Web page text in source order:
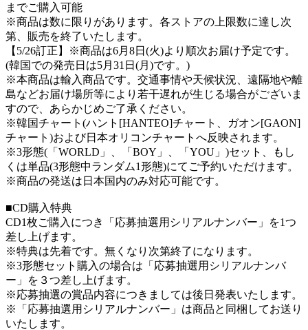
までご購入可能
※商品は数に限りがあります。各ストアの上限数に達し次
第、販売を終了いたします。
【5/26訂正】※商品は6月8日(火)より順次お届け予定です。
(韓国での発売日は5月31日(月)です。)
※本商品は輸入商品です。交通事情や天候状況、遠隔地や離
島などお届け場所等により若干遅れが生じる場合がございま
すので、あらかじめご了承ください。
※韓国チャート(ハント[HANTEO]チャート、ガオン[GAON]
チャート)および日本オリコンチャートへ反映されます。
※3形態(「WORLD」、「BOY」、「YOU」)セット、もし
くは単品(3形態中ランダム1形態)にてご予約いただけます。
※商品の発送は日本国内のみ対応可能です。
■CD購入特典
CD1枚ご購入につき「応募抽選用シリアルナンバー」を1つ
差し上げます。
※特典は先着です。無くなり次第終了になります。
※3形態セット購入の場合は「応募抽選用シリアルナンバ
ー」を３つ差し上げます。
※応募抽選の賞品内容につきましては後日発表いたします。
※「応募抽選用シリアルナンバー」は商品と同梱してお送り
いたします。